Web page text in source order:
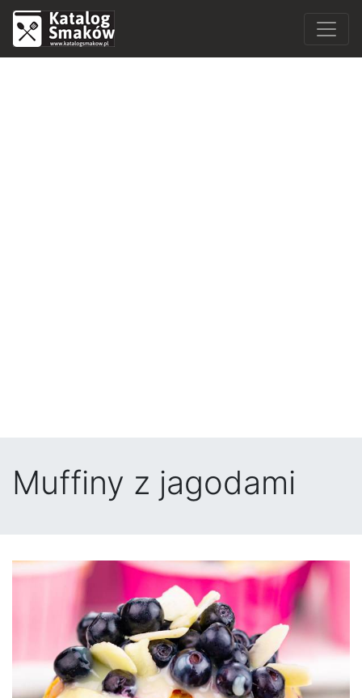
Muffiny z jagodami